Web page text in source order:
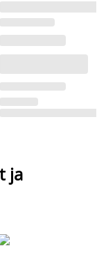
ja